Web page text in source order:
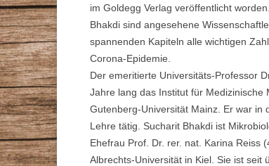
DR. MAX-
DR.-
PRESSE
im Goldegg Verlag veröffentlicht
Bhakdi sind angesehene
spannenden Kapiteln alle wichtigen
Corona-Epidemie.
Der emeritierte Universitäts-Professor
Jahre lang das Institut für
Gutenberg-Universität Mainz. Er war in
Lehre tätig. Sucharit Bhakdi ist
Ehefrau Prof. Dr. rer. nat. Karina Reiss
Albrechts-Universität in Kiel. Sie ist seit